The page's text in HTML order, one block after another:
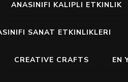
ANASINIFI KALIPLI ETKINLIK
SANAT ETKINLIKLERI
CREATIVE CRAFTS EN